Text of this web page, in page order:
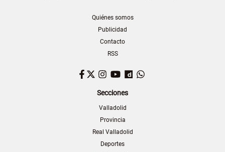
Quiénes somos
Publicidad
Contacto
RSS
Facebook
TwitterInstagram
YouTubeDailymotion
Secciones
Valladolid
Provincia
Real Valladolid
Deportes